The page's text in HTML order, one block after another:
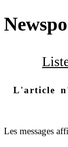
L'article
Les messages